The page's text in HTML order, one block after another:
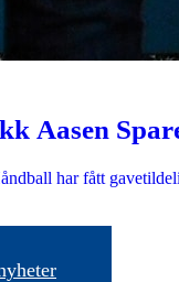
Aasen
har fått